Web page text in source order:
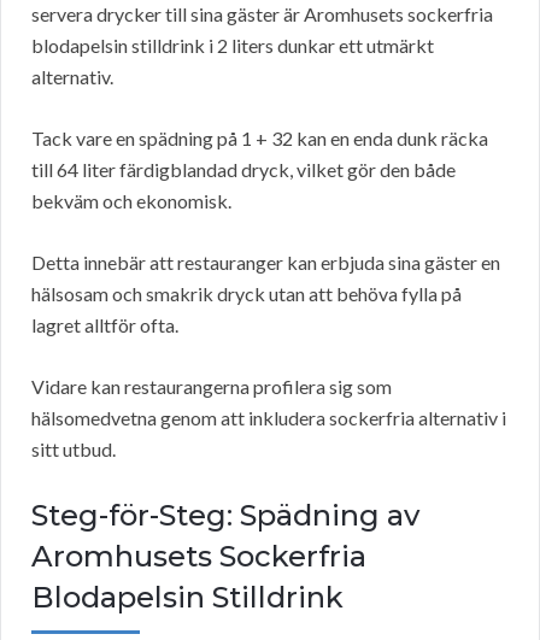
servera drycker till sina gäster är Aromhusets sockerfria
blodapelsin stilldrink i 2 liters dunkar ett utmärkt
alternativ.
Tack vare en spädning på 1 + 32 kan en enda dunk räcka
till 64 liter färdigblandad dryck, vilket gör den både
bekväm och ekonomisk.
Detta innebär att restauranger kan erbjuda sina gäster en
hälsosam och smakrik dryck utan att behöva fylla på
lagret alltför ofta.
Vidare kan restaurangerna profilera sig som
hälsomedvetna genom att inkludera sockerfria alternativ i
sitt utbud.
Steg-för-Steg: Spädning av
Aromhusets Sockerfria
Blodapelsin Stilldrink